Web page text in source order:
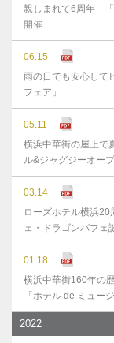
親しまれて6周年 「
開催
06.15
雨の日でも安心して
フェア」
05.11
横浜中華街の屋上で
ル&ジャグジーオー
03.14
ローズホテル横浜
ェ・ドラゴンパフェ
01.18
横浜中華街160年の
「ホテル de ミュー
2022